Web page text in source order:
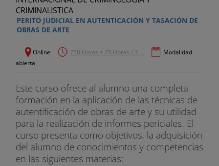
PERITO JUDICIAL EN AUTENTICACIÓN Y TASACIÓN DE
OBRAS DE ARTE
Online 750 Horas + 75 Horas / 3 ...
Modalidad
abierta
Este curso ofrece al alumno una completa
formación en la aplicación de las técnicas de
autentificación de obras de arte y su utilidad
para la realización de informes periciales. El
curso presenta como objetivos, la adquisición
del alumno de conocimientos y competencias
en las siguientes materias: